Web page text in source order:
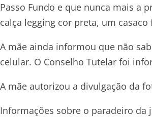
Passo Fundo e que nunca mais a
calça legging cor preta, um
A mãe ainda informou que não
celular. O Conselho Tutelar foi
A mãe autorizou a divulgação da
Informações sobre o paradeiro da